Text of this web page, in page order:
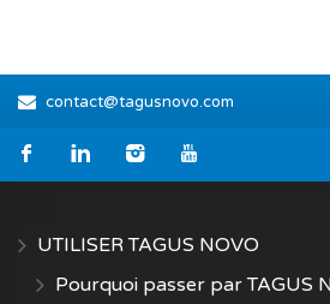
contact@tagusnovo.com
UTILISER TAGUS NOVO
Pourquoi passer par TAGUS